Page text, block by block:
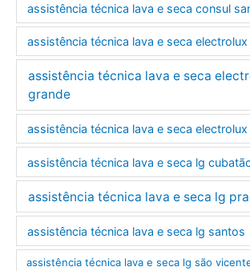
assistência técnica lava e seca consul
assistência técnica lava e seca
assistência técnica lava e seca
grande
assistência técnica lava e seca
assistência técnica lava e seca lg
assistência técnica lava e seca lg
assistência técnica lava e seca lg santos
assistência técnica lava e seca lg são